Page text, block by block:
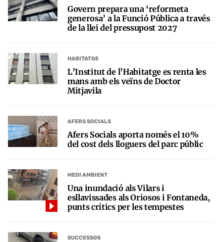
Govern prepara una ‘reformeta
generosa’ a la Funció Pública a través
de la llei del pressupost 2027
HABITATGE
L’Institut de l’Habitatge es renta les
mans amb els veïns de Doctor
Mitjavila
AFERS SOCIALS
Afers Socials aporta només el 10%
del cost dels lloguers del parc públic
MEDI AMBIENT
Una inundació als Vilars i
esllavissades als Oriosos i Fontaneda,
punts crítics per les tempestes
SUCCESSOS